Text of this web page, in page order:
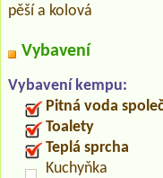
pěší a kolová
Vybavení
Vybavení kempu:
Pitná voda
Toalety
Teplá sprcha
Kuchyňka